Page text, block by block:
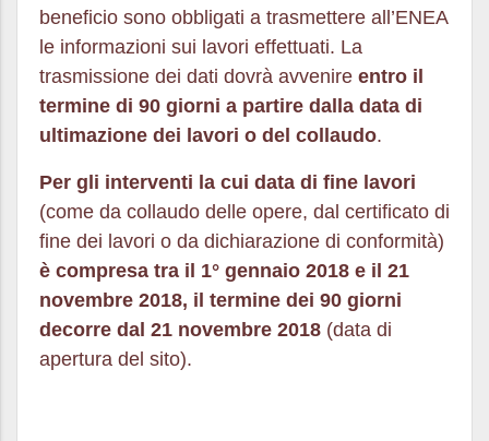
beneficio sono obbligati a trasmettere all’ENEA
le informazioni sui lavori effettuati. La
trasmissione dei dati dovrà avvenire entro il
termine di 90 giorni a partire dalla data di
ultimazione dei lavori o del collaudo.
Per gli interventi la cui data di fine lavori
(come da collaudo delle opere, dal certificato di
fine dei lavori o da dichiarazione di conformità)
è compresa tra il 1° gennaio 2018 e il 21
novembre 2018, il termine dei 90 giorni
decorre dal 21 novembre 2018 (data di
apertura del sito).